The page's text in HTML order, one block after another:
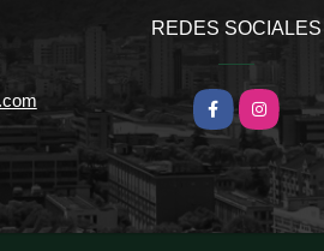
REDES SOCIALES
FacebookInstagram